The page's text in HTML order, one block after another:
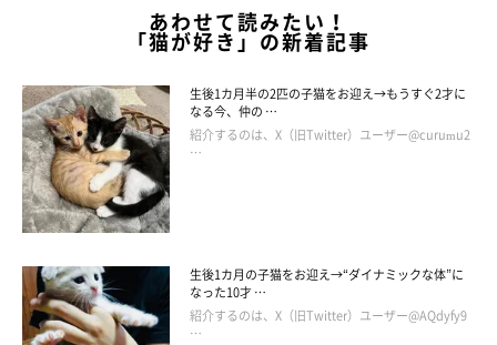
あわせて読みたい！
「猫が好き」の新着記事
生後1カ月半の2匹の子猫をお迎え→もうすぐ2才に
なる今、仲の …
紹介するのは、X（旧Twitter）ユーザー@curumu2
…
生後1カ月の子猫をお迎え→“ダイナミックな体”に
なった10才 …
紹介するのは、X（旧Twitter）ユーザー@AQdyfy9
…